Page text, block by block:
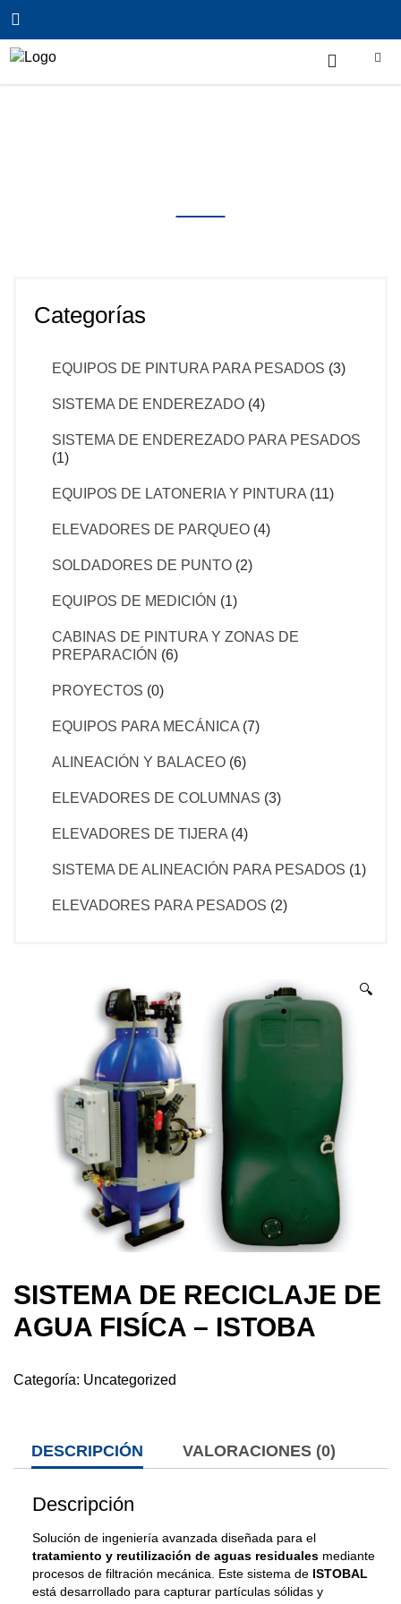
Categorías
EQUIPOS DE PINTURA PARA PESADOS (3)
SISTEMA DE ENDEREZADO (4)
SISTEMA DE ENDEREZADO PARA PESADOS
(1)
EQUIPOS DE LATONERIA Y PINTURA (11)
ELEVADORES DE PARQUEO (4)
SOLDADORES DE PUNTO (2)
EQUIPOS DE MEDICIÓN (1)
CABINAS DE PINTURA Y ZONAS DE
PREPARACIÓN (6)
PROYECTOS (0)
EQUIPOS PARA MECÁNICA (7)
ALINEACIÓN Y BALACEO (6)
ELEVADORES DE COLUMNAS (3)
ELEVADORES DE TIJERA (4)
SISTEMA DE ALINEACIÓN PARA PESADOS (1)
ELEVADORES PARA PESADOS (2)
🔍
SISTEMA DE RECICLAJE DE
AGUA FISÍCA – ISTOBA
Categoría: Uncategorized
DESCRIPCIÓN VALORACIONES (0)
Descripción
Solución de ingeniería avanzada diseñada para el
tratamiento y reutilización de aguas residuales mediante
procesos de filtración mecánica. Este sistema de ISTOBAL
está desarrollado para capturar partículas sólidas y